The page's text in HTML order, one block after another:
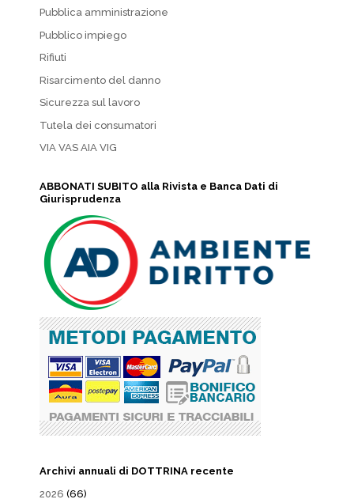
Pubblica amministrazione
Pubblico impiego
Rifiuti
Risarcimento del danno
Sicurezza sul lavoro
Tutela dei consumatori
VIA VAS AIA VIG
ABBONATI SUBITO alla Rivista e Banca Dati di
Giurisprudenza
Archivi annuali di DOTTRINA recente
2026 (66)